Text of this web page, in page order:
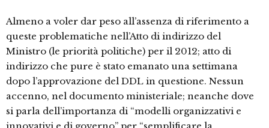
Almeno a voler dar peso all’assenza di riferimento a
queste problematiche nell’Atto di indirizzo del
Ministro (le priorità politiche) per il 2012; atto di
indirizzo che pure è stato emanato una settimana
dopo l’approvazione del DDL in questione. Nessun
accenno, nel documento ministeriale; neanche dove
si parla dell’importanza di “modelli organizzativi e